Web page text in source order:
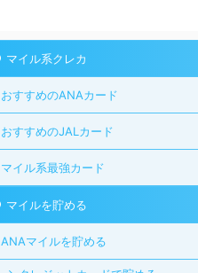
マイル系クレカ
おすすめのANAカード
おすすめのJALカード
マイル系最強カード
マイルを貯める
ANAマイルを貯める